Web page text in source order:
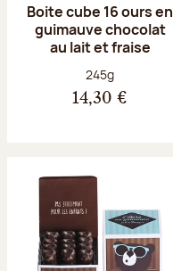
Boite cube 16 ours en
guimauve chocolat
au lait et fraise
Poids net :
245g
14,30 €